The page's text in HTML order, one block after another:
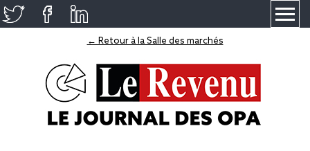
← Retour à la Salle des marchés